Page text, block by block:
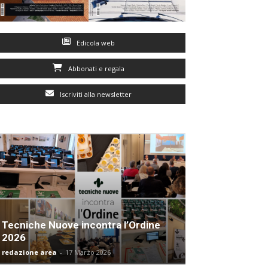
Edicola web
Abbonati e regala
Iscriviti alla newsletter
Tecniche Nuove incontra l’Ordine
2026
redazione area - 17 Marzo 2026